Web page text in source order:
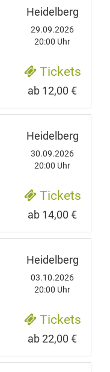
Heidelberg
29.09.2026
20:00 Uhr
Tickets
ab 12,00 €
Heidelberg
30.09.2026
20:00 Uhr
Tickets
ab 14,00 €
Heidelberg
03.10.2026
20:00 Uhr
Tickets
ab 22,00 €